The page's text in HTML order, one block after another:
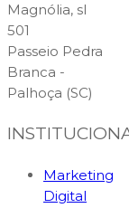
Magnólia, sl
501
Passeio Pedra
Branca -
Palhoça (SC)
Marketing
Digital